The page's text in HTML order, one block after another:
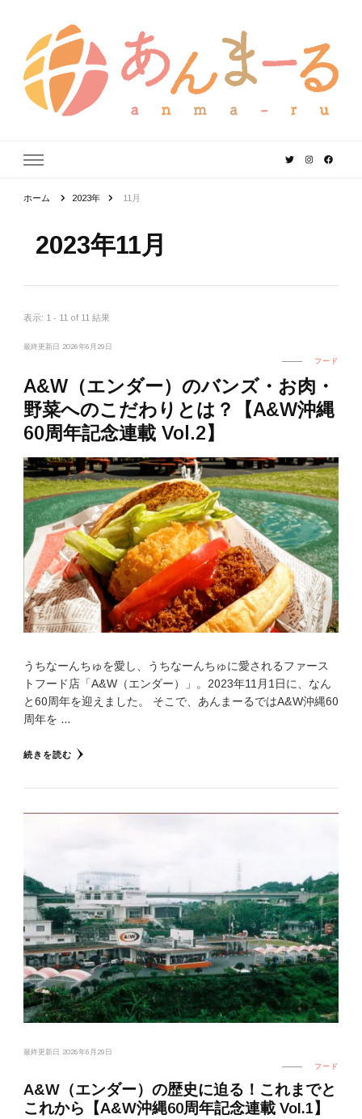
ホーム 2023年 11月
2023年11月
表示: 1 - 11 of 11 結果
最終更新日 2026年6月29日
フード
A&W（エンダー）のバンズ・お肉・
野菜へのこだわりとは？【A&W沖縄
60周年記念連載 Vol.2】
うちなーんちゅを愛し、うちなーんちゅに愛されるファース
トフード店「A&W（エンダー）」。2023年11月1日に、なん
と60周年を迎えました。 そこで、あんまーるではA&W沖縄60
周年を …
続きを読む
最終更新日 2026年6月29日
フード
A&W（エンダー）の歴史に迫る！これまでと
これから【A&W沖縄60周年記念連載 Vol.1】